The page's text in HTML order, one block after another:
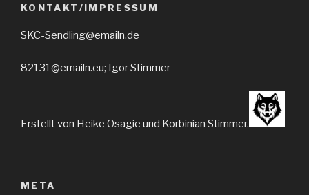
KONTAKT/IMPRESSUM
SKC-Sendling@emailn.de
82131@emailn.eu; Igor Stimmer
Erstellt von Heike Osagie und Korbinian Stimmer.
META